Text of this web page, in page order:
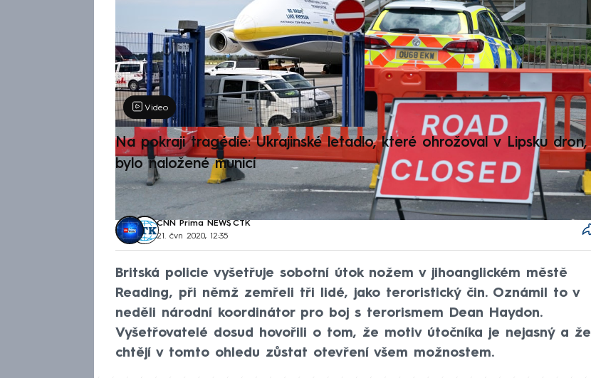
Video
Na pokraji tragédie: Ukrajinské letadlo, které ohrožoval v Lipsku dron,
bylo naložené municí
CNN Prima NEWS, ČTK
21. čvn 2020, 12:35
Britská policie vyšetřuje sobotní útok nožem v jihoanglickém městě
Reading, při němž zemřeli tři lidé, jako teroristický čin. Oznámil to v
neděli národní koordinátor pro boj s terorismem Dean Haydon.
Vyšetřovatelé dosud hovořili o tom, že motiv útočníka je nejasný a že
chtějí v tomto ohledu zůstat otevření všem možnostem.